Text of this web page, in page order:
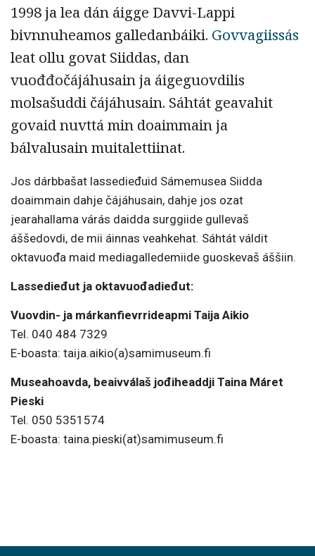
1998 ja lea dán áigge Davvi-Lappi
bivnnuheamos galledanbáiki. Govvagiissás
leat ollu govat Siiddas, dan
vuođđočájáhusain ja áigeguovdilis
molsašuddi čájáhusain. Sáhtát geavahit
govaid nuvttá min doaimmain ja
bálvalusain muitalettiinat.
Jos dárbbašat lassedieđuid Sámemusea Siidda
doaimmain dahje čájáhusain, dahje jos ozat
jearahallama várás daidda surggiide gullevaš
áššedovdi, de mii áinnas veahkehat. Sáhtát váldit
oktavuođa maid mediagalledemiide guoskevaš áššiin.
Lassedieđut ja oktavuođadieđut:
Vuovdin- ja márkanfievrrideapmi Taija Aikio
Tel. 040 484 7329
E-boasta: taija.aikio(a)samimuseum.fi
Museahoavda, beaivválaš jođiheaddji Taina Máret
Pieski
Tel. 050 5351574
E-boasta: taina.pieski(at)samimuseum.fi